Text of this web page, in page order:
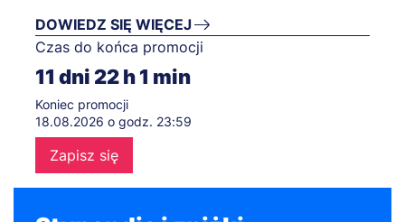
DOWIEDZ SIĘ WIĘCEJ
Czas do końca promocji
11 dni22h1 min
Koniec promocji
18.08.2026 o godz. 23:59
Zapisz się